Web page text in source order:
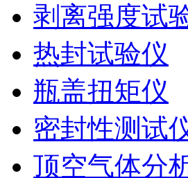
剥离强度试
热封试验仪
瓶盖扭矩仪
密封性测试
顶空气体分